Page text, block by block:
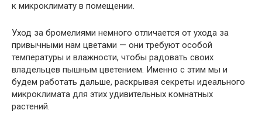
к микроклимату в помещении.
Уход за бромелиями немного отличается от ухода за
привычными нам цветами — они требуют особой
температуры и влажности, чтобы радовать своих
владельцев пышным цветением. Именно с этим мы и
будем работать дальше, раскрывая секреты идеального
микроклимата для этих удивительных комнатных
растений.